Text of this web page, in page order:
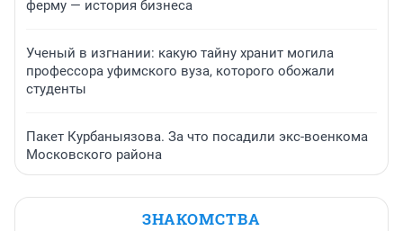
ферму — история бизнеса
Ученый в изгнании: какую тайну хранит могила
профессора уфимского вуза, которого обожали
студенты
Пакет Курбаныязова. За что посадили экс-военкома
Московского района
ЗНАКОМСТВА